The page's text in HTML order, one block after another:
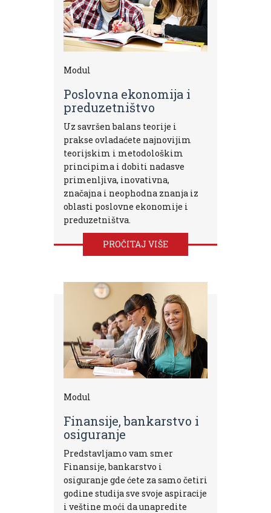
Modul
Poslovna ekonomija i
preduzetništvo
Uz savršen balans teorije i
prakse ovladaćete najnovijim
teorijskim i metodološkim
principima i dobiti nadasve
primenljiva, inovativna,
značajna i neophodna znanja iz
oblasti poslovne ekonomije i
preduzetništva.
PROČITAJ VIŠE
Modul
Finansije, bankarstvo i
osiguranje
Predstavljamo vam smer
Finansije, bankarstvo i
osiguranje gde ćete za samo četiri
godine studija sve svoje aspiracije
i veštine moći da unapredite